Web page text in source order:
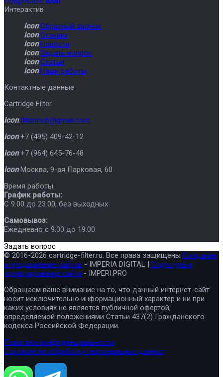
Интерактив
icon Обратный звонок
icon Отзывы
icon Новости
icon Задать вопрос
icon Статьи
icon Наши работы
Контактные данные
Cartridge Filter
icon filtermeb@gmail.com
icon +7 (495) 409-42-12
icon +7 (964) 645-76-48
icon Москва, 9-ая Парковая, 60
Время работы
График работы:
C 9.00 до 23.00, без выходных
Самовывоз:
Ежедневно с 9.00 до 19.00
Задать вопрос
© 2016-2026 cartridge-filter.ru. Все права защищены Создание
и продвижение сайтов - IMPERIA DIGITAL | Структура и
проектирование сайта - IMPERI.PRO
Обращаем ваше внимание на то, что данный интернет-сайт
носит исключительно информационный характер и ни при
каких условиях не является публичной офертой,
определяемой положениями Статьи 437(2) Гражданского
кодекса Российской Федерации.
Политика конфиденциальности
Согласие на обработку персональных данных